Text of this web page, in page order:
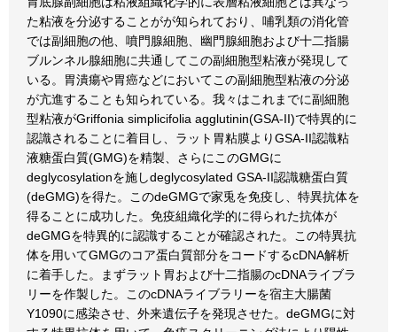
た粘液を分泌することがが知られており、哺乳類の消化管
では副細胞の他、噴門腺細胞、幽門腺細胞および十二指腸
ブルンネル腺細胞に共通してこの副細胞型粘液が発現して
いる。胃潰瘍や胃癌などにおいてこの副細胞型粘液の分泌
が亢進することも知られている。我々はこれまでに副細胞
型粘液がGriffonia simplicifolia agglutinin(GSA-II)で特異的に
認識されることに着目し、ラット胃粘膜よりGSA-II認識粘
液糖蛋白質(GMG)を精製、さらにこのGMGに
deglycosylationを施しdeglycosylated GSA-II認識糖蛋白質
(deGMG)を得た。このdeGMGで家兎を免疫し、特異抗体を
得ることに成功した。免疫組織化学的に得られた抗体が
deGMGを特異的に認識することが確認された。この特異抗
体を用いてGMGのコア蛋白質部分をコードするcDNA解析
に着手した。まずラット胃および十二指腸のcDNAライブラ
リーを作製した。このcDNAライブラリーを宿主大腸菌
Y1090に感染させ、外来遺伝子を発現させた。deGMGに対